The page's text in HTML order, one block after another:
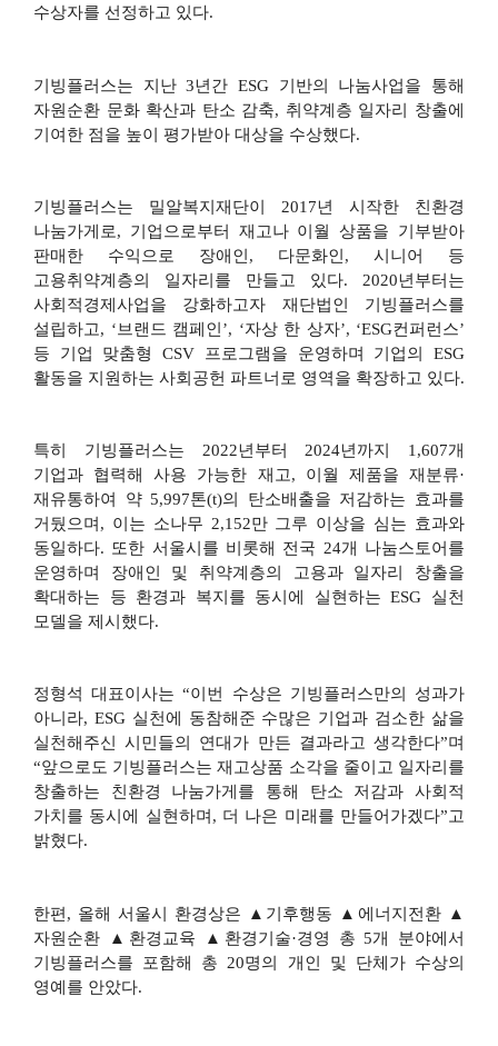
수상자를 선정하고 있다.
기빙플러스는 지난3년간 ESG 기반의 나눔사업을 통해
자원순환 문화 확산과 탄소 감축, 취약계층 일자리 창출에
기여한 점을 높이 평가받아 대상을 수상했다.
기빙플러스는 밀알복지재단이 2017년 시작한 친환경
나눔가게로, 기업으로부터 재고나 이월 상품을 기부받아
판매한 수익으로 장애인 , 다문화인 , 시니어 등
고용취약계층의 일자리를 만들고 있다. 2020년부터는
사회적경제사업을 강화하고자 재단법인 기빙플러스를
설립하고, ‘브랜드 캠페인 ’, ‘자상 한 상자’, ‘ESG컨퍼런스’
등 기업 맞춤형
CSV 프로그램을 운영하며 기업의
ESG
활동을 지원하는 사회공헌 파트너로 영역을 확장하고 있다.
특히 기빙플러스는 2022년부터 2024년까지 1,607개
기업과 협력해 사용 가능한 재고, 이월 제품을 재분류·
재유통하여 약5,997톤(t)의 탄소배출을 저감하는 효과를
거뒀으며 , 이는 소나무 2,152만 그루 이상을 심는 효과와
동일하다. 또한 서울시를 비롯해 전국 24개 나눔스토어를
운영하며 장애인 및 취약계층의 고용과 일자리 창출을
확대하는 등 환경과 복지를 동시에 실현하는 ESG 실천
모델을 제시했다.
정형석 대표이사는 “이번 수상은 기빙플러스만의 성과가
아니라, ESG 실천에 동참해준 수많은 기업과 검소한 삶을
실천해주신 시민들의 연대가 만든 결과라고 생각한다”며
“앞으로도 기빙플러스는 재고상품 소각을 줄이고 일자리를
창출하는 친환경 나눔가게를 통해 탄소 저감과 사회적
가치를 동시에 실현하며 , 더 나은 미래를 만들어가겠다”고
밝혔다.
한편 , 올해 서울시 환경상은 ▲ 기후행동 ▲에너지전환 ▲
자원순환
▲ 환경교육 ▲ 환경기술·경영 총 5개 분야에서
기빙플러스를 포함해 총 20명의 개인 및 단체가 수상의
영예를 안았다.